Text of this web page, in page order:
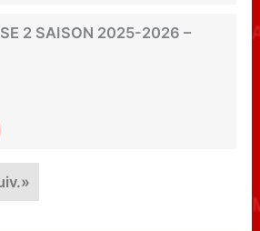
2 SAISON 2025-2026 –